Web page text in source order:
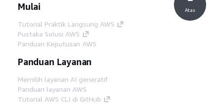
Mulai
Tutorial Praktik Langsung AWS
Pustaka Solusi AWS
Panduan Keputusan AWS
Panduan Layanan
Memilih layanan AI generatif
Panduan layanan AWS
Tutorial AWS CLI di GitHub
Atas